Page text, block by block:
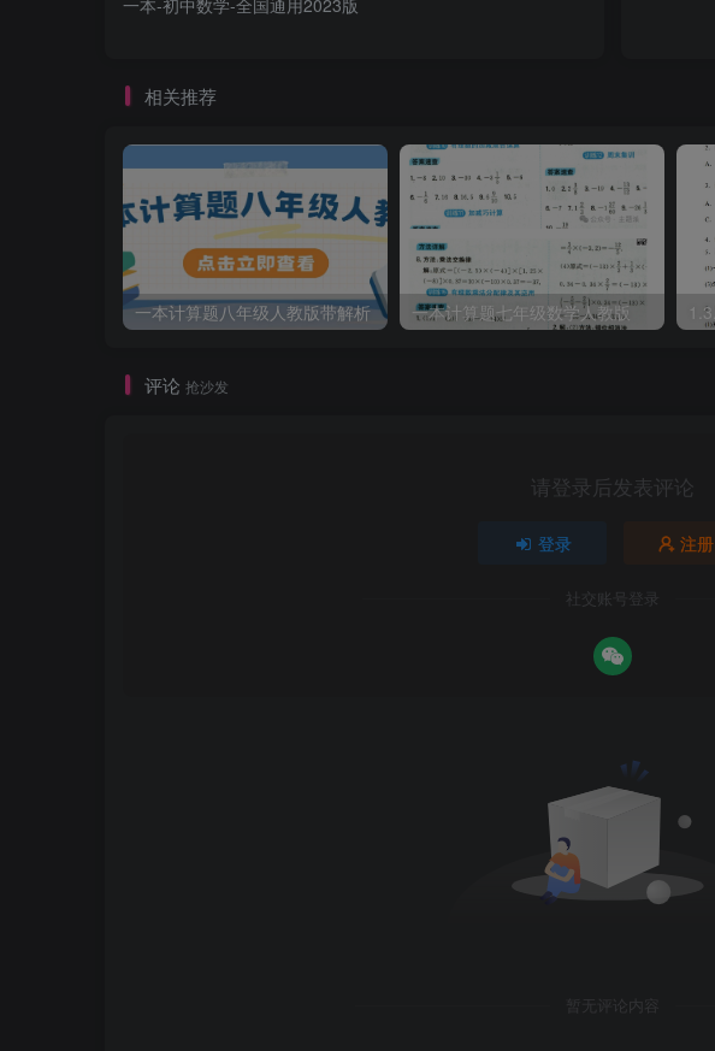
相关推荐
一本计算题八年级人教版带解析 一本计算题七年级数学人教版
评论 抢沙发
请登录后发表评论
登录 注册
社交账号登录
暂无评论内容